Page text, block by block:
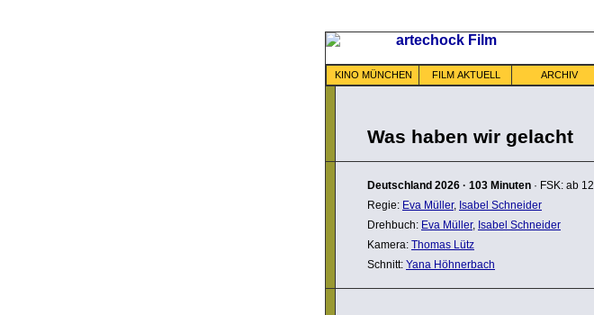
KINO MÜNCHEN FILM AKTUELL ARCHIV
Was haben wir gelacht
Deutschland 2026 · 103 Minuten · FSK: ab 12
Regie: Eva Müller, Isabel Schneider
Drehbuch: Eva Müller, Isabel Schneider
Kamera: Thomas Lütz
Schnitt: Yana Höhnerbach